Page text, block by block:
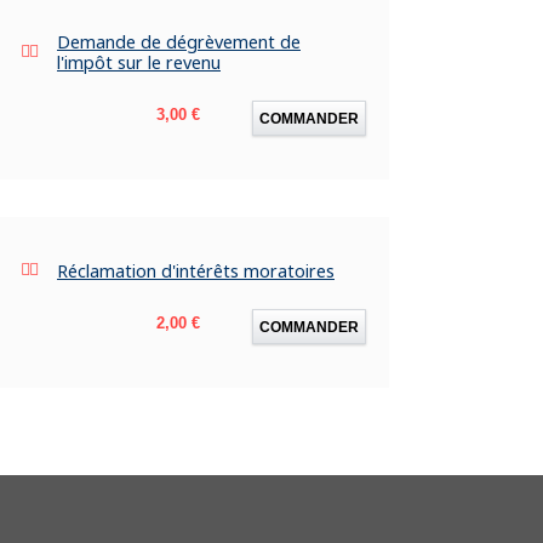
Demande de dégrèvement de
l'impôt sur le revenu
Prix
3,00 € COMMANDER
Réclamation d'intérêts moratoires
Prix
2,00 € COMMANDER